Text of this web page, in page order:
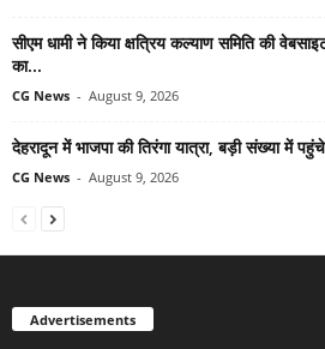
सीएम धामी ने किया क्षत्रिय कल्याण समिति की
का...
CG News - August 9, 2026
देहरादून में भाजपा की तिरंगा यात्रा, बड़ी संख्या में पहुंचे
CG News - August 9, 2026
Advertisements